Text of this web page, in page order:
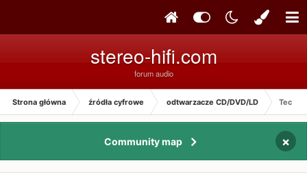
stereo-hifi.com
forum audio
Strona główna źródła cyfrowe odtwarzacze CD/DVD/LD
Community map ×